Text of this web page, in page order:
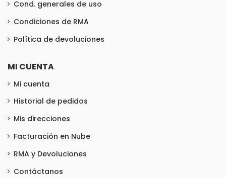
Cond. generales de uso
Condiciones de RMA
Política de devoluciones
MI CUENTA
Mi cuenta
Historial de pedidos
Mis direcciones
Facturación en Nube
RMA y Devoluciones
Contáctanos